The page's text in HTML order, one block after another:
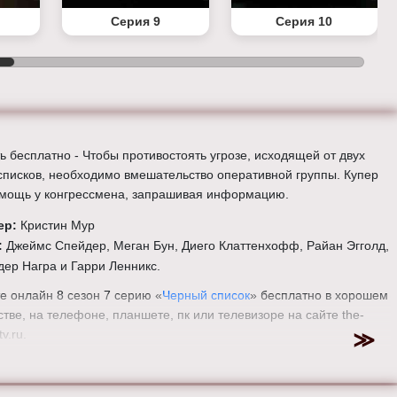
Серия 9 Серия 10
бесплатно - Чтобы противостоять угрозе, исходящей от двух
необходимо вмешательство оперативной группы. Купер
у конгрессмена, запрашивая информацию.
Кристин Мур
Джеймс Спейдер, Меган Бун, Диего Клаттенхофф, Райан Эгголд,
Награ и Гарри Ленникс.
онлайн 8 сезон 7 серию «Черный список» бесплатно в хорошем
на телефоне, планшете, пк или телевизоре на сайте the-